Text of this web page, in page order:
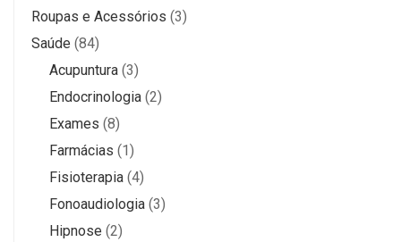
Roupas e Acessórios (3)
Saúde (84)
Acupuntura (3)
Endocrinologia (2)
Exames (8)
Farmácias (1)
Fisioterapia (4)
Fonoaudiologia (3)
Hipnose (2)